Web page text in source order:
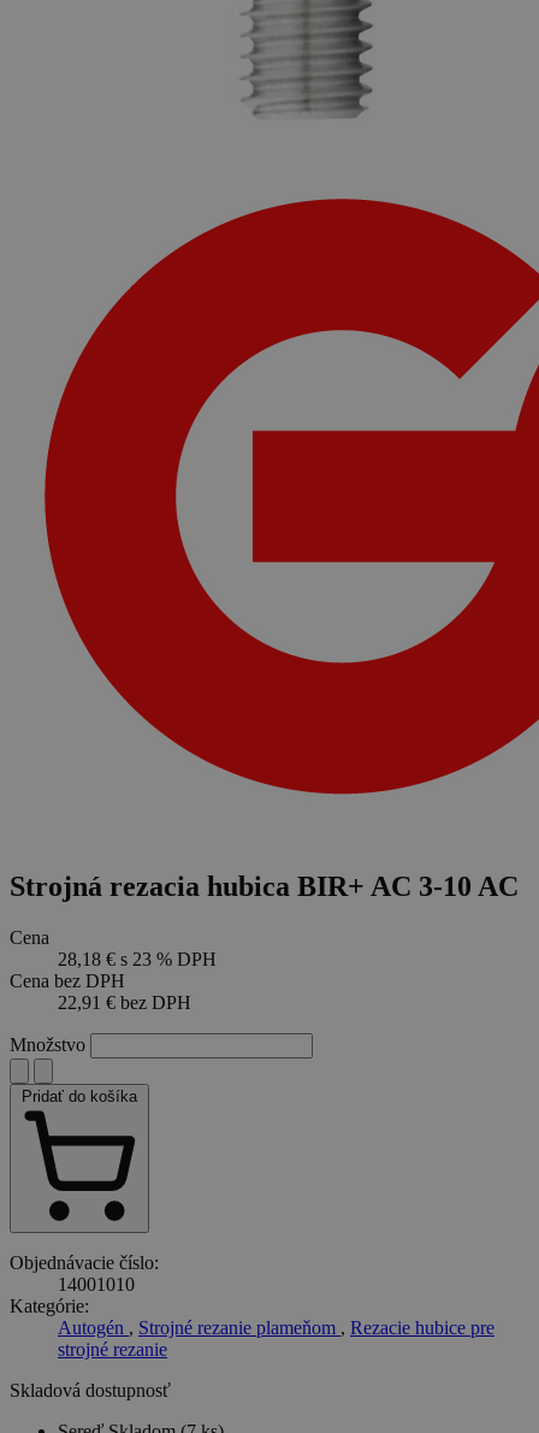
Strojná rezacia hubica BIR+ AC 3-10 AC
Cena
28,18 € s 23 % DPH
Cena bez DPH
22,91 € bez DPH
Množstvo
Pridať do košíka
Objednávacie číslo:
14001010
Kategórie:
Autogén , Strojné rezanie plameňom , Rezacie hubice pre
strojné rezanie
Skladová dostupnosť